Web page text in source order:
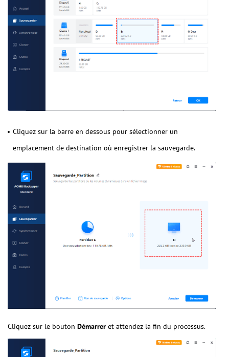
Cliquez sur la barre en dessous pour sélectionner un
emplacement de destination où enregistrer la sauvegarde.
Cliquez sur le bouton Démarrer et attendez la fin du processus.